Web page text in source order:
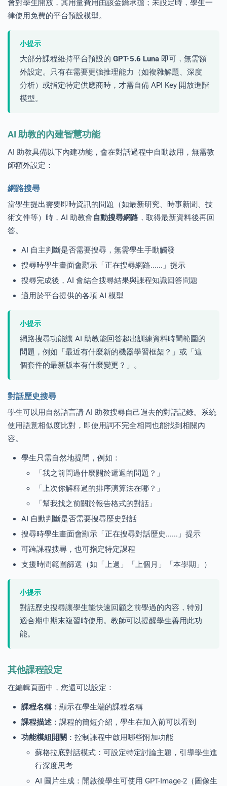
會對學生開放，其用量費用由該金鑰承擔；未設定時，學生一
律使用免費的平台預設模型。
小提示
大部分課程維持平台預設的 GPT-5.6 Luna 即可，無需額
外設定。只有在需要更強推理能力（如複雜解題、深度
分析）或指定特定供應商時，才需自備 API Key 開放進階
模型。
AI 助教的內建智慧功能
AI 助教具備以下內建功能，會在對話過程中自動啟用，無需教
師額外設定：
網路搜尋
當學生提出需要即時資訊的問題（如最新研究、時事新聞、技
術文件等）時，AI 助教會自動搜尋網路 ，取得最新資料後再回
答。
AI 自主判斷是否需要搜尋，無需學生手動觸發
搜尋時學生畫面會顯示「正在搜尋網路......」提示
搜尋完成後，AI 會結合搜尋結果與課程知識回答問題
適用於平台提供的各項 AI 模型
小提示
網路搜尋功能讓 AI 助教能回答超出訓練資料時間範圍的
問題，例如「最近有什麼新的機器學習框架？」或「這
個套件的最新版本有什麼變更？」。
對話歷史搜尋
學生可以用自然語言請 AI 助教搜尋自己過去的對話記錄。系統
使用語意相似度比對，即使用詞不完全相同也能找到相關內
容。
學生只需自然地提問，例如：
「我之前問過什麼關於遞迴的問題？」
「上次你解釋過的排序演算法在哪？」
「幫我找之前關於報告格式的對話」
AI 自動判斷是否需要搜尋歷史對話
搜尋時學生畫面會顯示「正在搜尋對話歷史......」提示
可跨課程搜尋，也可指定特定課程
支援時間範圍篩選（如「上週」「上個月」「本學期」）
小提示
對話歷史搜尋讓學生能快速回顧之前學過的內容，特別
適合期中期末複習時使用。教師可以提醒學生善用此功
能。
其他課程設定
在編輯頁面中，您還可以設定：
課程名稱：顯示在學生端的課程名稱
課程描述：課程的簡短介紹，學生在加入前可以看到
功能模組開關 ：控制課程中啟用哪些附加功能
蘇格拉底對話模式：可設定特定討論主題，引導學生進
行深度思考
AI 圖片生成：開啟後學生可使用 GPT-Image-2（圖像生